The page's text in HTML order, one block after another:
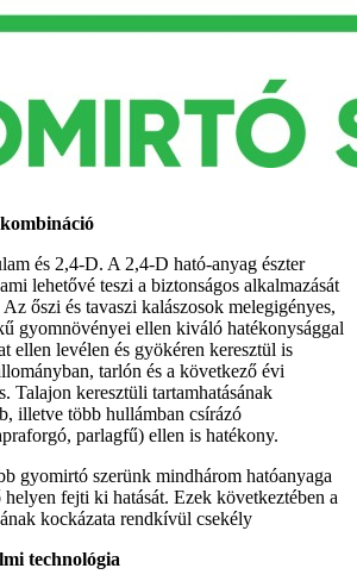
és 2,4-D. A 2,4-D ható-anyag észter
lehetővé teszi a biztonságos alkalmazását
őszi és tavaszi kalászosok melegigényes,
gyomnövényei ellen kiváló hatékonysággal
ellen levélen és gyökéren keresztül is
tarlón és a következő évi
Talajon keresztüli tartamhatásának
illetve több hullámban csírázó
parlagfű) ellen is hatékony.
gyomirtó szerünk mindhárom hatóanyaga
helyen fejti ki hatását. Ezek következtében a
kockázata rendkívül csekély
technológia